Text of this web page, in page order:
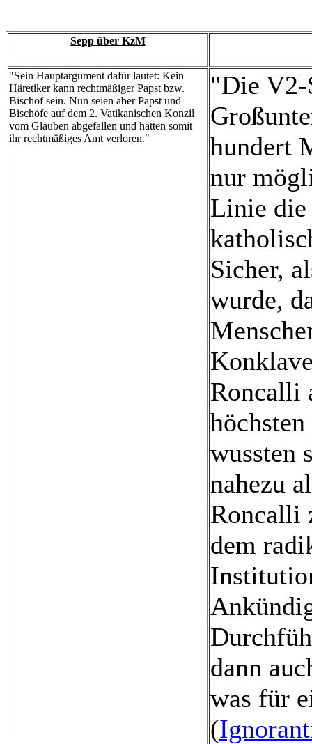
Sepp über KzM
"Sein Hauptargument dafür lautet: Kein
Häretiker kann rechtmäßiger Papst bzw.
Bischof sein. Nun seien aber Papst und
Bischöfe auf dem 2. Vatikanischen Konzil
vom Glauben abgefallen und hätten somit
ihr rechtmäßiges Amt verloren."
"Die V2-
hundert
nur
Linie die
Sicher,
wurde,
Roncalli
wussten
nahezu
Roncalli
dem
dann
was für
(